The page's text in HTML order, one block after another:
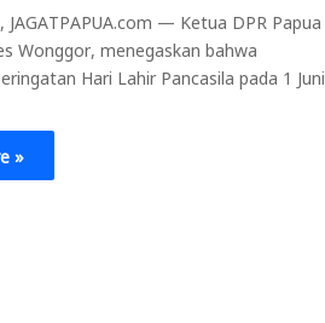
JAGATPAPUA.com — Ketua DPR Papua
Wonggor, menegaskan bahwa
Hari Lahir Pancasila pada 1 Juni
»